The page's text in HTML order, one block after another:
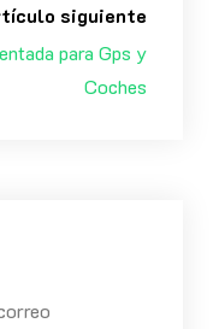
siguiente
para Gps y
Coches